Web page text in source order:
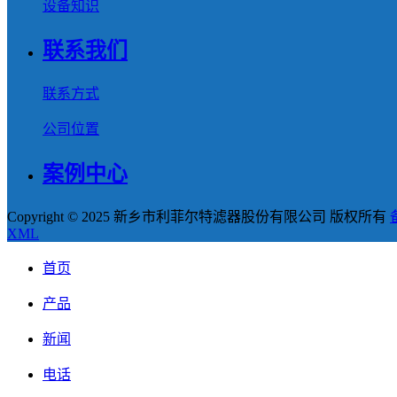
设备知识
联系我们
联系方式
公司位置
案例中心
Copyright © 2025 新乡市利菲尔特滤器股份有限公司 版权所有
XML
首页
产品
新闻
电话